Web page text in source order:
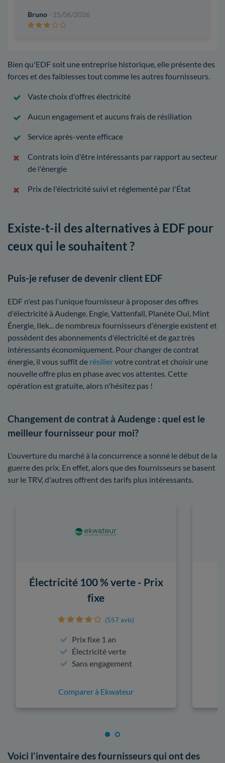
Bruno - 25/06/2026
Bien qu'EDF soit une entreprise historique, elle présente des
forces et des faiblesses tout comme les autres fournisseurs.
Vaste choix d'offres électricité
Aucun engagement et aucuns frais de résiliation
Service après-vente efficace
Contrats loin d'être intéressants par rapport au secteur
de l'énergie
Prix de l'électricité suivi et réglementé par l'État
Existe-t-il des alternatives à EDF pour
ceux qui le souhaitent ?
Puis-je refuser de devenir client EDF
EDF n'est pas l'unique fournisseur à proposer des offres
d'électricité à Audenge. Engie, Vattenfall, Planète Oui, Mint
Énergie, Ilek... de nombreux fournisseurs d'énergie existent et
possèdent des abonnements d'électricité et de gaz très
intéressants économiquement. Pour changer de contrat
énergie, il vous suffit de résiliervotre contrat et choisir une
nouvelle offre plus en phase avec vos attentes. Cette
opération est gratuite, alors n'hésitez pas !
Changement de contrat à Audenge : quel est le
meilleur fournisseur pour moi?
L'ouverture du marché à la concurrence a sonné le début de la
guerre des prix. En effet, alors que des fournisseurs se basent
sur le TRV, d'autres offrent des tarifs plus intéressants.
Électricité 100 % verte - Prix
fixe
(557 avis)
Prix fixe 1 an
Électricité verte
Sans engagement
Comparer à Ekwateur
Voici l'inventaire des fournisseurs qui ont des